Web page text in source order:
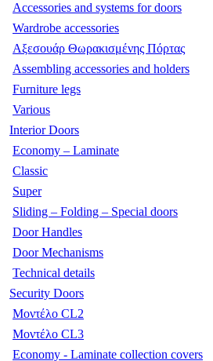
Accessories and systems for doors
Wardrobe accessories
Αξεσουάρ Θωρακισμένης Πόρτας
Assembling accessories and holders
Furniture legs
Various
Interior Doors
Economy – Laminate
Classic
Super
Sliding – Folding – Special doors
Door Handles
Door Mechanisms
Technical details
Security Doors
Μοντέλο CL2
Μοντέλο CL3
Economy - Laminate collection covers